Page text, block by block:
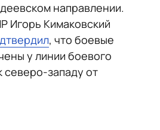
направлении.
Игорь Кимаковский
, что боевые
у линии боевого
северо-западу от